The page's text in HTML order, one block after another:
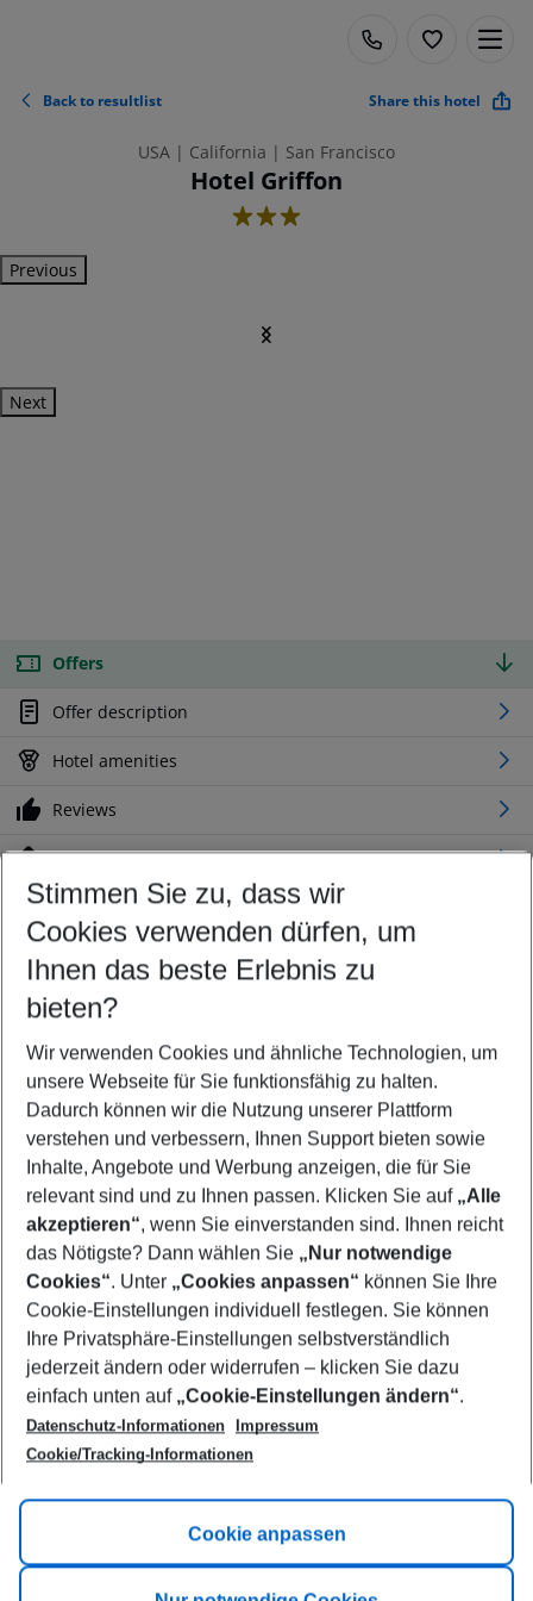
Back to resultlist Share this hotel
USA | California | San Francisco
Hotel Griffon
3
Previous
Next
Offers
Offer description
Hotel amenities
Reviews
Location
Customize your offer
Find the perfect deal which suits your best
Your departure airport
Any airport
Select your date range
10/08/26–08/08/27 5-8 nights
Who will travel
2 adults No children
Show more filter
Footer
Footer navigation
Title A
Link A
Stimmen Sie zu, dass wir
Cookies verwenden dürfen, um
Ihnen das beste Erlebnis zu
bieten?
Wir verwenden Cookies und ähnliche Technologien, um
unsere Webseite für Sie funktionsfähig zu halten.
Dadurch können wir die Nutzung unserer Plattform
verstehen und verbessern, Ihnen Support bieten sowie
Inhalte, Angebote und Werbung anzeigen, die für Sie
relevant sind und zu Ihnen passen. Klicken Sie auf „Alle
akzeptieren“, wenn Sie einverstanden sind. Ihnen reicht
das Nötigste? Dann wählen Sie „Nur notwendige
Cookies“. Unter „Cookies anpassen“ können Sie Ihre
Cookie-Einstellungen individuell festlegen. Sie können
Ihre Privatsphäre-Einstellungen selbstverständlich
jederzeit ändern oder widerrufen – klicken Sie dazu
einfach unten auf „Cookie-Einstellungen ändern“.
Datenschutz-Informationen
Impressum
Cookie/Tracking-Informationen
Cookie anpassen